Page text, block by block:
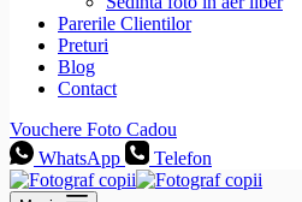
Parerile Clientilor
Preturi
Blog
Contact
Vouchere Foto Cadou
WhatsApp
Telefon